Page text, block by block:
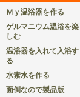
Ｍｙ温浴器を作る
ゲルマニウム温浴を楽
しむ
温浴器を入れて入浴す
る
水素水を作る
面倒なので製品版